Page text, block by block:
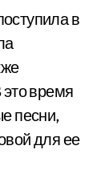
в
время
песни,
для ее